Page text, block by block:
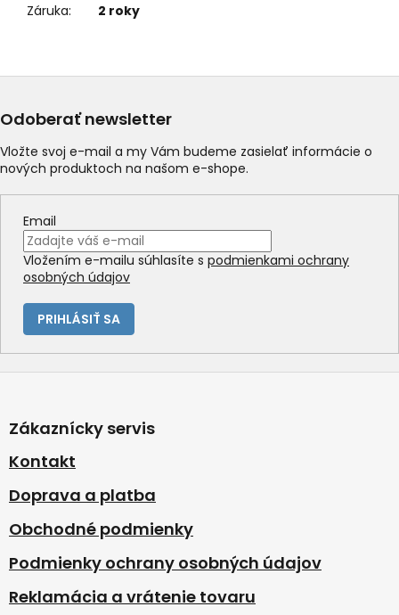
Záruka: 2 roky
Odoberať newsletter
Vložte svoj e-mail a my Vám budeme zasielať informácie o
nových produktoch na našom e-shope.
Email
Vložením e-mailu súhlasíte s podmienkami ochrany
osobných údajov
PRIHLÁSIŤ SA
p
ä
e
Zákaznícky servis
Kontakt
Doprava a platba
Obchodné podmienky
Podmienky ochrany osobných údajov
Reklamácia a vrátenie tovaru